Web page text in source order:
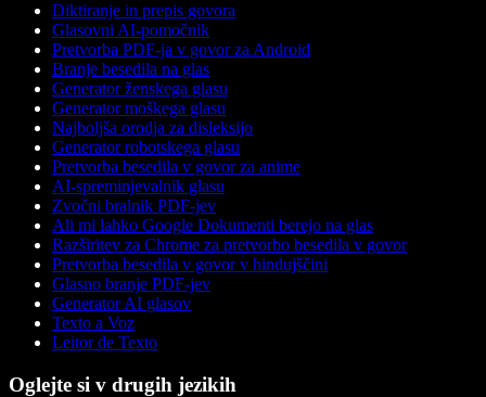
Diktiranje in prepis govora
Glasovni AI-pomočnik
Pretvorba PDF-ja v govor za Android
Branje besedila na glas
Generator ženskega glasu
Generator moškega glasu
Najboljša orodja za disleksijo
Generator robotskega glasu
Pretvorba besedila v govor za anime
AI-spreminjevalnik glasu
Zvočni bralnik PDF-jev
Ali mi lahko Google Dokumenti berejo na glas
Razširitev za Chrome za pretvorbo besedila v govor
Pretvorba besedila v govor v hindujščini
Glasno branje PDF-jev
Generator AI glasov
Texto a Voz
Leitor de Texto
Oglejte si v drugih jezikih